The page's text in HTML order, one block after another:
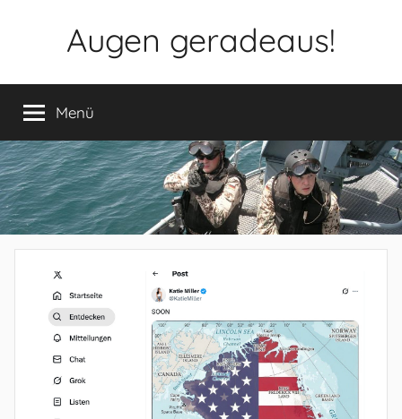
Augen geradeaus!
Menü